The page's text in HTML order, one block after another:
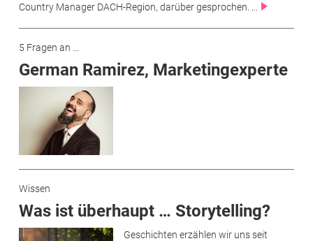
Country Manager DACH-Region, darüber gesprochen. ...
5 Fragen an …
German Ramirez, Marketingexperte
Wissen
Was ist überhaupt … Storytelling?
Geschichten erzählen wir uns seit